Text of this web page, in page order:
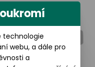
56 mm
technologie
webu, a dále pro
a